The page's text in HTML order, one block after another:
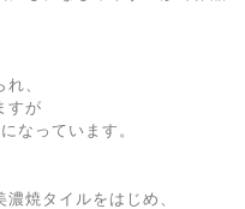
、
すが
なっています。
焼タイルをはじめ、